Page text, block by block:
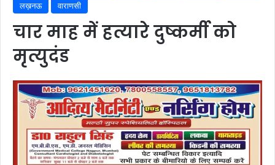
लख़नऊ
वाराणसी
चार माह में हत्यारे दुष्कर्मी को
मृत्युदंड